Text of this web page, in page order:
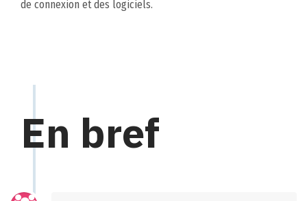
de connexion et des logiciels.
En bref